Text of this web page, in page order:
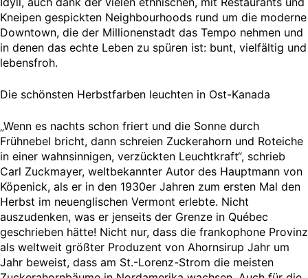
Kneipen gespickten Neighbourhoods rund um die moderne
Downtown, die der Millionenstadt das Tempo nehmen und
in denen das echte Leben zu spüren ist: bunt, vielfältig und
lebensfroh.
Die schönsten Herbstfarben leuchten in Ost-Kanada
„Wenn es nachts schon friert und die Sonne durch
Frühnebel bricht, dann schreien Zuckerahorn und Roteiche
in einer wahnsinnigen, verzückten Leuchtkraft“, schrieb
Carl Zuckmayer, weltbekannter Autor des Hauptmann von
Köpenick, als er in den 1930er Jahren zum ersten Mal den
Herbst im neuenglischen Vermont erlebte. Nicht
auszudenken, was er jenseits der Grenze in Québec
geschrieben hätte! Nicht nur, dass die frankophone Provinz
als weltweit größter Produzent von Ahornsirup Jahr um
Jahr beweist, dass am St.-Lorenz-Strom die meisten